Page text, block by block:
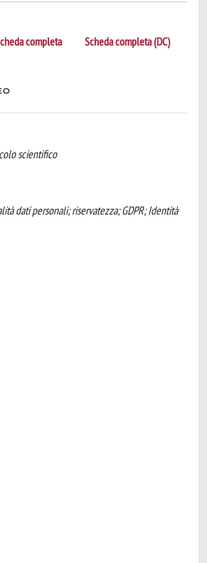
completa Scheda completa (DC)
scientifico
dati personali; riservatezza; GDPR; Identità